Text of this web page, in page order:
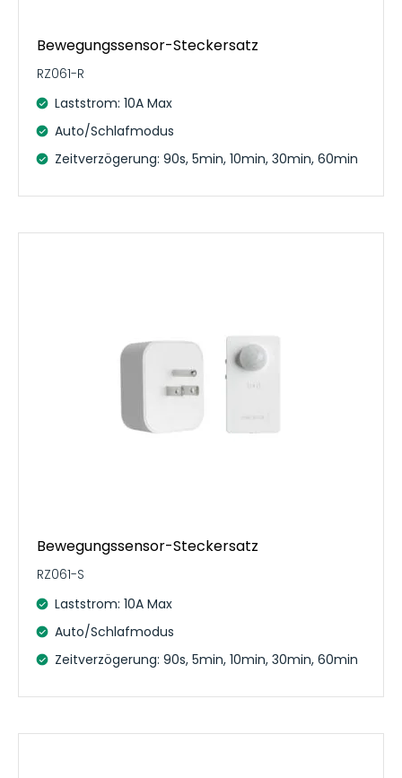
Bewegungssensor-Steckersatz
RZ061-R
Laststrom: 10A Max
Auto/Schlafmodus
Zeitverzögerung: 90s, 5min, 10min, 30min, 60min
Bewegungssensor-Steckersatz
RZ061-S
Laststrom: 10A Max
Auto/Schlafmodus
Zeitverzögerung: 90s, 5min, 10min, 30min, 60min